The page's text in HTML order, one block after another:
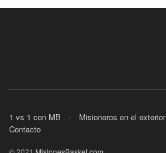
1 vs 1 con MB Misioneros en el exterior
Contacto